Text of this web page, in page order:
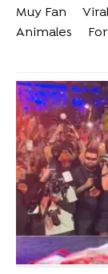
Muy Fan Viral
Animales